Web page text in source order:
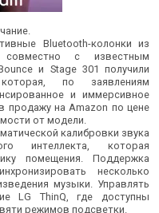
Bluetooth-колонки из
совместно с известным
и Stage 301 получили
по заявлениям
и иммерсивное
продажу на Amazon по цене
от модели.
калибровки звука
интеллекта, которая
помещения. Поддержка
несколько
музыки. Управлять
LG ThinQ, где доступны
режимов подсветки.